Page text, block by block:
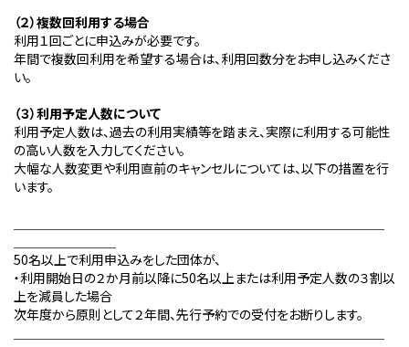
（２）複数回利用する場合
利用１回ごとに申込みが必要です。
年間で複数回利用を希望する場合は、利用回数分をお申し込みくださ
い。
（３）利用予定人数について
利用予定人数は、過去の利用実績等を踏まえ、実際に利用する可能性
の高い人数を入力してください。
大幅な人数変更や利用直前のキャンセルについては、以下の措置を行
います。
50名以上で利用申込みをした団体が、
・利用開始日の２か月前以降に50名以上または利用予定人数の３割以
上を減員した場合
次年度から原則として２年間、先行予約での受付をお断りします。